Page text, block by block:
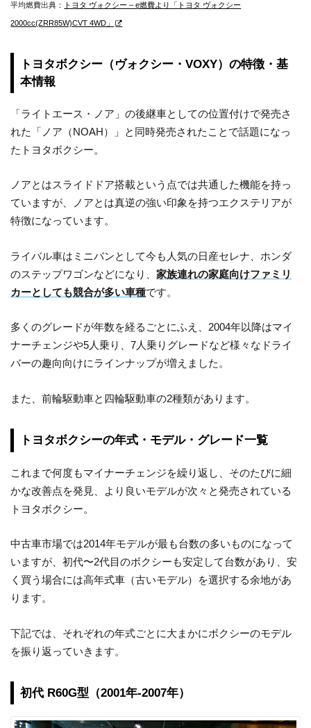
平均燃費出典： トヨタ ヴォクシー – e燃費より「トヨタ ヴォクシー
2000cc(ZRR85W)CVT 4WD」
トヨタボクシー（ヴォクシー・VOXY）の特徴・基
本情報
「ライトエース・ノア」の後継車としての位置付けで発売さ
れた「ノア（NOAH）」と同時発売されたことで話題になっ
たトヨタボクシー。
ノアとはスライドドア搭載という点では共通した機能を持っ
ていますが、ノアとは真逆の強い印象を持つエクステリアが
特徴になっています。
ライバル車はミニバンとして今も人気の日産セレナ、ホンダ
のステップワゴンなどになり、家族連れの家庭向けファミリ
カーとしても競合が多い車種です。
多くのグレードが年数を経るごとにふえ、2004年以降はマイ
ナーチェンジや5人乗り、7人乗りグレードなど様々なドライ
バーの趣向向けにラインナップが増えました。
また、前輪駆動車と四輪駆動車の2種類があります。
トヨタボクシーの年式・モデル・グレード一覧
これまで何度もマイナーチェンジを繰り返し、そのたびに細
かな改善点を発見、より良いモデルが次々と発売されている
トヨタボクシー。
中古車市場では2014年モデルが最も台数の多いものになって
いますが、初代〜2代目のボクシーも安定して台数があり、安
く買う場合には高年式車（古いモデル）を選択する余地があ
ります。
下記では、それぞれの年式ごとに大まかにボクシーのモデル
を振り返っていきます。
初代 R60G型（2001年-2007年）